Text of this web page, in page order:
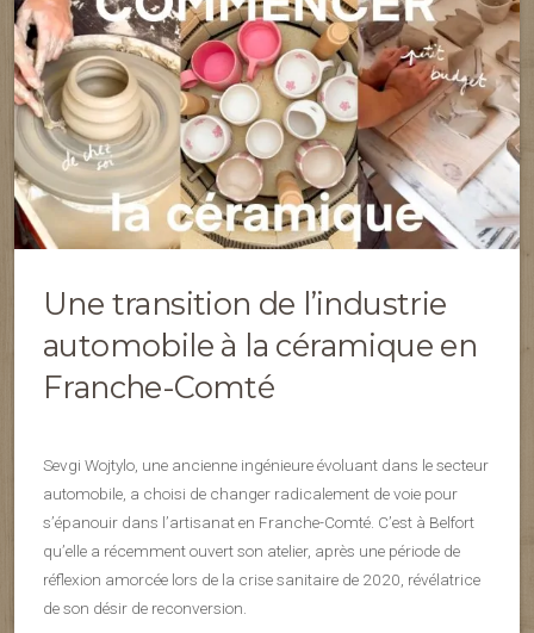
Une transition de l’industrie
automobile à la céramique en
Franche-Comté
Sevgi Wojtylo, une ancienne ingénieure évoluant dans le secteur
automobile, a choisi de changer radicalement de voie pour
s’épanouir dans l’artisanat en Franche-Comté. C’est à Belfort
qu’elle a récemment ouvert son atelier, après une période de
réflexion amorcée lors de la crise sanitaire de 2020, révélatrice
de son désir de reconversion.